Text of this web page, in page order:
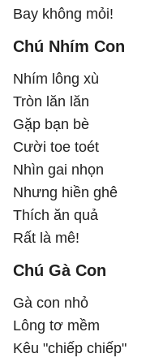
Bay không mỏi!
Chú Nhím Con
Nhím lông xù
Tròn lăn lăn
Gặp bạn bè
Cười toe toét
Nhìn gai nhọn
Nhưng hiền ghê
Thích ăn quả
Rất là mê!
Chú Gà Con
Gà con nhỏ
Lông tơ mềm
Kêu "chiếp chiếp"